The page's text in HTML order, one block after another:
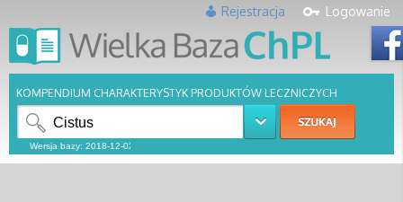
Logowanie
Rejestracja
KOMPENDIUM CHARAKTERYSTYK PRODUKTÓW LECZNICZYCH